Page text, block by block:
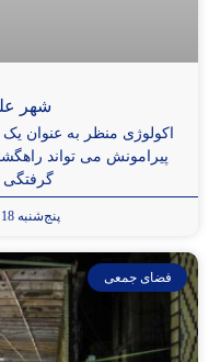
شهر
اکولوژی منظر به عنوان
پیرامونش می تواند
گرفتگی
پنج‌شنبه 18 دی 1399
فضای جمعی